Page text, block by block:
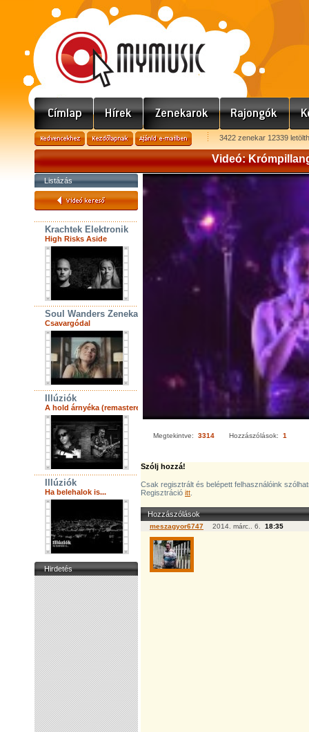
3422 zenekar 12339
Videó:
Listázás
Krachtek Elektronik
High Risks Aside
Soul Wanders Zenekar
Csavargódal
Illúziók
A hold árnyéka (remastered)
Illúziók
Ha belehalok is...
Hirdetés
Megtekintve: 3314 Hozzászólások: 1
Szólj hozzá!
Csak regisztrált és belépett felhasználóink
Regisztráció itt
Hozzászólások
meszagyor6747 2014. márc.. 6. 18:35